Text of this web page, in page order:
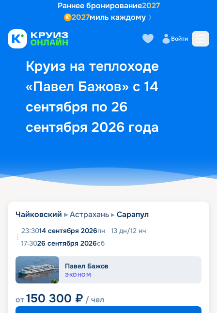
Раннее бронирование2027
2027миль каждому
Войти
Круиз на теплоходе
«Павел Бажов» с 14
сентября по 26
сентября 2026 года
Выбор кают Маршрут и
Чайковский Астрахань Сарапул
23:3014 сентября 2026пн 13 дн/12 нч
17:3026 сентября 2026сб
Павел Бажов
ЭКОНОМ
от150 300 ₽ / чел